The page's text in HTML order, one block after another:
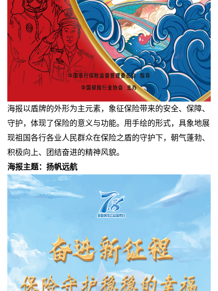
海报以盾牌的外形为主元素，象征保险带来的安全、保障、
守护，体现了保险的意义与功能。用手绘的形式，具象地展
现祖国各行各业人民群众在保险之盾的守护下，朝气蓬勃、
积极向上、团结奋进的精神风貌。
海报主题：扬帆远航